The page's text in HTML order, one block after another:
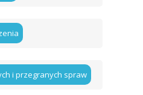
i przegranych spraw